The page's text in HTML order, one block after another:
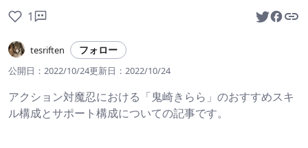
1
tesriften フォロー
公開日： 2022/10/24更新日： 2022/10/24
アクション対魔忍における「鬼崎きらら」のおすすめスキ
ル構成とサポート構成についての記事です。